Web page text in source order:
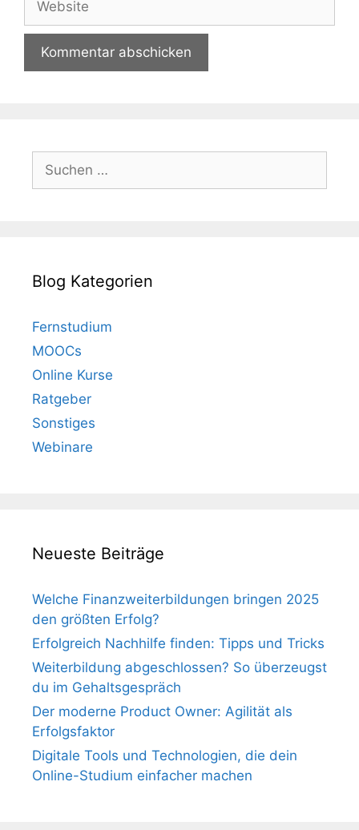
nach:
Blog Kategorien
Fernstudium
MOOCs
Online Kurse
Ratgeber
Sonstiges
Webinare
Neueste Beiträge
Welche Finanzweiterbildungen bringen 2025
den größten Erfolg?
Erfolgreich Nachhilfe finden: Tipps und Tricks
Weiterbildung abgeschlossen? So überzeugst
du im Gehaltsgespräch
Der moderne Product Owner: Agilität als
Erfolgsfaktor
Digitale Tools und Technologien, die dein
Online-Studium einfacher machen